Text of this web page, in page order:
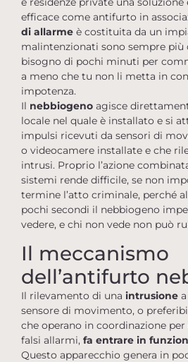
efficace come antifurto in
di allarme è costituita da un
malintenzionati sono sempre più
bisogno di pochi minuti per
a meno che tu non li metta in
impotenza.
Il nebbiogeno agisce
locale nel quale è installato e si
impulsi ricevuti da sensori di
o videocamere installate e che
intrusi. Proprio l’azione
sistemi rende difficile, se non
termine l’atto criminale, perché
pochi secondi il nebbiogeno
vedere, e chi non vede non può
Il meccanismo
dell’antifurto
Il rilevamento di una intrusione
sensore di movimento, o
che operano in coordinazione
falsi allarmi, fa entrare in
Questo apparecchio genera in